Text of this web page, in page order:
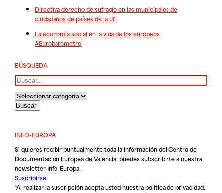
Directiva derecho de sufragio en las municipales de
ciudadanos de países de la UE
La economía social en la vida de los europeos
#Eurobarometro
BÚSQUEDA
Buscar
INFO-EUROPA
Si quieres recibir puntualmente toda la información del Centro de
Documentación Europea de Valencia, puedes subscribirte a nuestra
newsletter Info-Europa.
Suscribirse
*Al realizar la suscripción acepta usted nuestrapolítica de privacidad.